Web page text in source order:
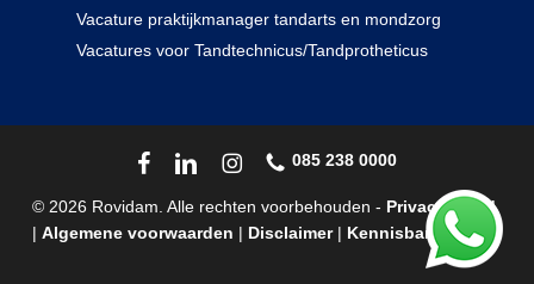
Vacature praktijkmanager tandarts en mondzorg
Vacatures voor Tandtechnicus/Tandprotheticus
© 2026 Rovidam. Alle rechten voorbehouden - Privacybeleid
| Algemene voorwaarden | Disclaimer| Kennisbank
085 238 0000